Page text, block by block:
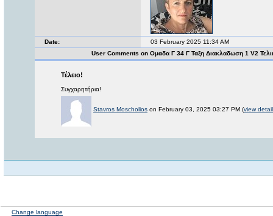
Date:
03 February 2025 11:34 AM
User Comments on Ομαδα Γ 34 Γ Ταξη Διακλαδωση 1 V2
Τέλειο!
Συγχαρητήρια!
Stavros Moscholios on February 03, 2025 03:27 PM (view
Change language